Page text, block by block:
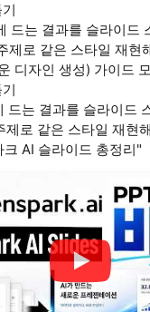
드는 결과를 슬라이드
제로 같은 스타일 재현
디자인 생성) 가이드
드는 결과를 슬라이드
제로 같은 스타일 재현
크 AI 슬라이드 총정리"